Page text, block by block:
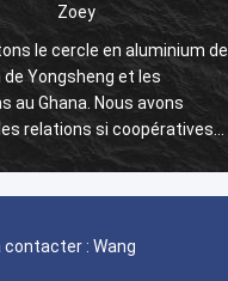
Zoey
le cercle en aluminium de
Yongsheng et les
au Ghana. Nous avons
relations si coopératives
années, et nous devons
à résoudre des problèmes
contacter : Wang